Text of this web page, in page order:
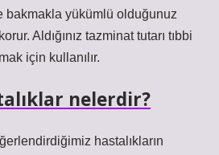
bakmakla yükümlü olduğunuz
Aldığınız tazminat tutarı tıbbi
için kullanılır.
nelerdir?
hastalıkların